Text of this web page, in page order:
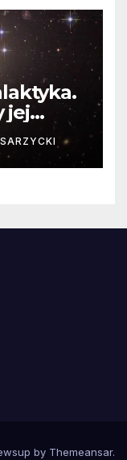
jej
by Themeansar.